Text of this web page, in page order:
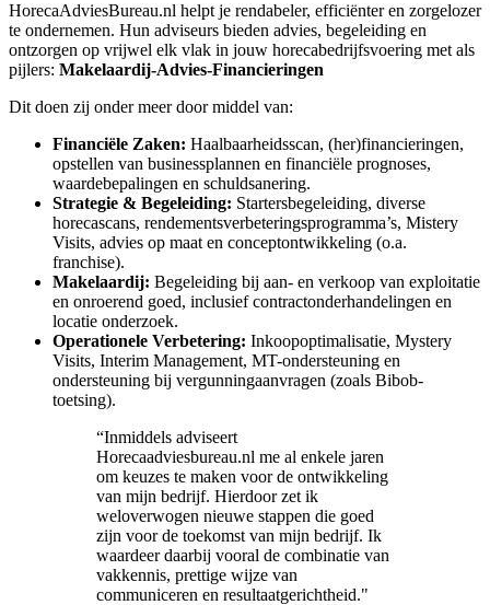
HorecaAdviesBureau.nl helpt je rendabeler, efficiënter en zorgelozer
te ondernemen. Hun adviseurs bieden advies, begeleiding en
ontzorgen op vrijwel elk vlak in jouw horecabedrijfsvoering met als
pijlers: Makelaardij-Advies-Financieringen
Dit doen zij onder meer door middel van:
Financiële Zaken: Haalbaarheidsscan, (her)financieringen,
opstellen van businessplannen en financiële prognoses,
waardebepalingen en schuldsanering.
Strategie & Begeleiding: Startersbegeleiding, diverse
horecascans, rendementsverbeteringsprogramma’s, Mistery
Visits, advies op maat en conceptontwikkeling (o.a.
franchise).
Makelaardij: Begeleiding bij aan- en verkoop van exploitatie
en onroerend goed, inclusief contractonderhandelingen en
locatie onderzoek.
Operationele Verbetering: Inkoopoptimalisatie, Mystery
Visits, Interim Management, MT-ondersteuning en
ondersteuning bij vergunningaanvragen (zoals Bibob-
toetsing).
“Inmiddels adviseert
Horecaadviesbureau.nl me al enkele jaren
om keuzes te maken voor de ontwikkeling
van mijn bedrijf. Hierdoor zet ik
weloverwogen nieuwe stappen die goed
zijn voor de toekomst van mijn bedrijf. Ik
waardeer daarbij vooral de combinatie van
vakkennis, prettige wijze van
communiceren en resultaatgerichtheid."